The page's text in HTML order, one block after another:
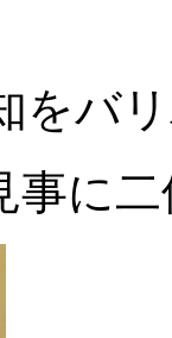
をバ
事に